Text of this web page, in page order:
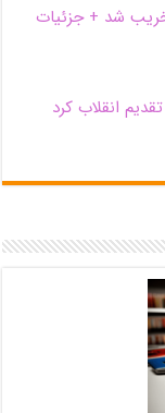
شد + جزئیات